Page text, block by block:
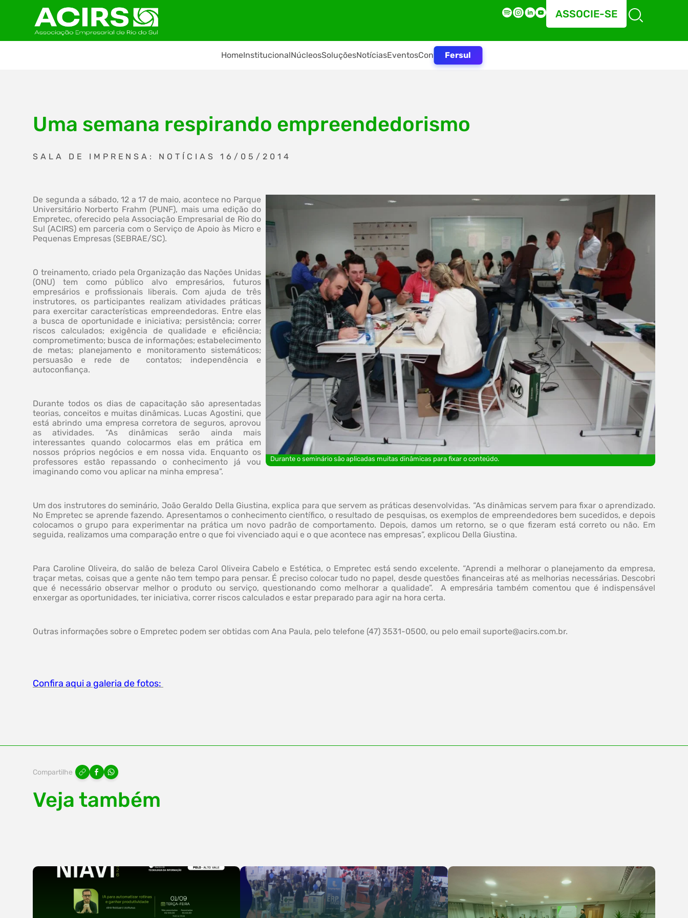
ASSOCIE-SE
HomeInstitucionalNúcleosSoluçõesNotíciasEventosContatoFersul
Uma semana respirando empreendedorismo
SALA DE IMPRENSA: NOTÍCIAS 16/05/2014
Durante o seminário são aplicadas muitas dinâmicas para fixar o conteúdo.
De segunda a sábado, 12 a 17 de maio, acontece no Parque
Universitário Norberto Frahm (PUNF), mais uma edição do
Empretec, oferecido pela Associação Empresarial de Rio do
Sul (ACIRS) em parceria com o Serviço de Apoio às Micro e
Pequenas Empresas (SEBRAE/SC).
O treinamento, criado pela Organização das Nações Unidas
(ONU) tem como público alvo empresários, futuros
empresários e profissionais liberais. Com ajuda de três
instrutores, os participantes realizam atividades práticas
para exercitar características empreendedoras. Entre elas
a busca de oportunidade e iniciativa; persistência; correr
riscos calculados; exigência de qualidade e eficiência;
comprometimento; busca de informações; estabelecimento
de metas; planejamento e monitoramento sistemáticos;
persuasão e rede de contatos; independência e
autoconfiança.
Durante todos os dias de capacitação são apresentadas
teorias, conceitos e muitas dinâmicas. Lucas Agostini, que
está abrindo uma empresa corretora de seguros, aprovou
as atividades. “As dinâmicas serão ainda mais
interessantes quando colocarmos elas em prática em
nossos próprios negócios e em nossa vida. Enquanto os
professores estão repassando o conhecimento já vou
imaginando como vou aplicar na minha empresa”.
Um dos instrutores do seminário, João Geraldo Della Giustina, explica para que servem as práticas desenvolvidas. “As dinâmicas servem para fixar o aprendizado.
No Empretec se aprende fazendo. Apresentamos o conhecimento científico, o resultado de pesquisas, os exemplos de empreendedores bem sucedidos, e depois
colocamos o grupo para experimentar na prática um novo padrão de comportamento. Depois, damos um retorno, se o que fizeram está correto ou não. Em
seguida, realizamos uma comparação entre o que foi vivenciado aqui e o que acontece nas empresas”, explicou Della Giustina.
Para Caroline Oliveira, do salão de beleza Carol Oliveira Cabelo e Estética, o Empretec está sendo excelente. “Aprendi a melhorar o planejamento da empresa,
traçar metas, coisas que a gente não tem tempo para pensar. É preciso colocar tudo no papel, desde questões financeiras até as melhorias necessárias. Descobri
que é necessário observar melhor o produto ou serviço, questionando como melhorar a qualidade”. A empresária também comentou que é indispensável
enxergar as oportunidades, ter iniciativa, correr riscos calculados e estar preparado para agir na hora certa.
Outras informações sobre o Empretec podem ser obtidas com Ana Paula, pelo telefone (47) 3531-0500, ou pelo email suporte@acirs.com.br.
Confira aqui a galeria de fotos:
Compartilhe
Veja também